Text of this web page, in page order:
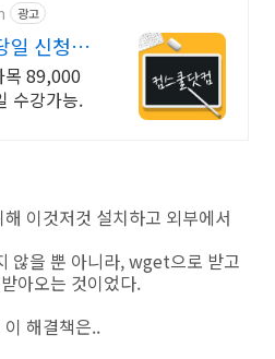
광고
일 신청&
목 89,000
수강가능.
이것저것 설치하고 외부에서
않을 뿐 아니라, wget으로 받고
아오는 것이었다.
해결책은..